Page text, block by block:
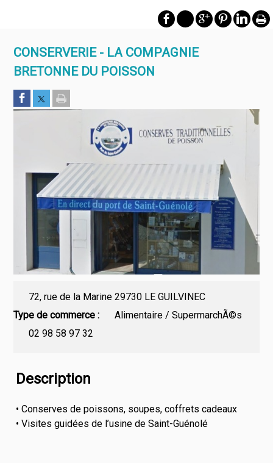
CONSERVERIE - LA COMPAGNIE
BRETONNE DU POISSON
72, rue de la Marine 29730 LE GUILVINEC
Type de commerce
Alimentaire / SupermarchÃ©s
02 98 58 97 32
Description
• Conserves de poissons, soupes, coffrets cadeaux
• Visites guidées de l’usine de Saint-Guénolé